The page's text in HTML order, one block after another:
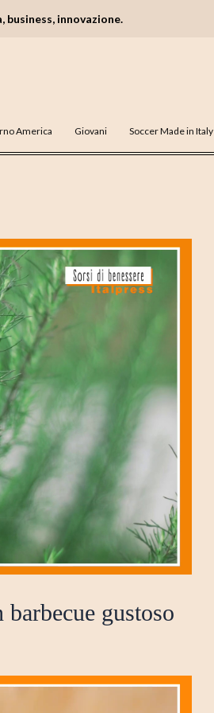
business, innovazione.
America Giovani Soccer Made in Italy
gustoso